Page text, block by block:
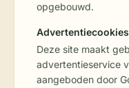
opgebouwd.
Deze site maakt
advertentieservice
aangeboden door